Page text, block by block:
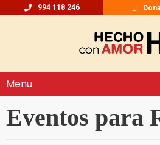
994 118 246
Menu
Eventos para